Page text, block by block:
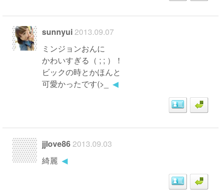
sunnyui2013.09.07
ミンジョンおんに
かわいすぎる（ ; ; ）！
ビックの時とかほんと
可愛かったです(>_
◀
jjlove862013.09.03
綺麗 ◀